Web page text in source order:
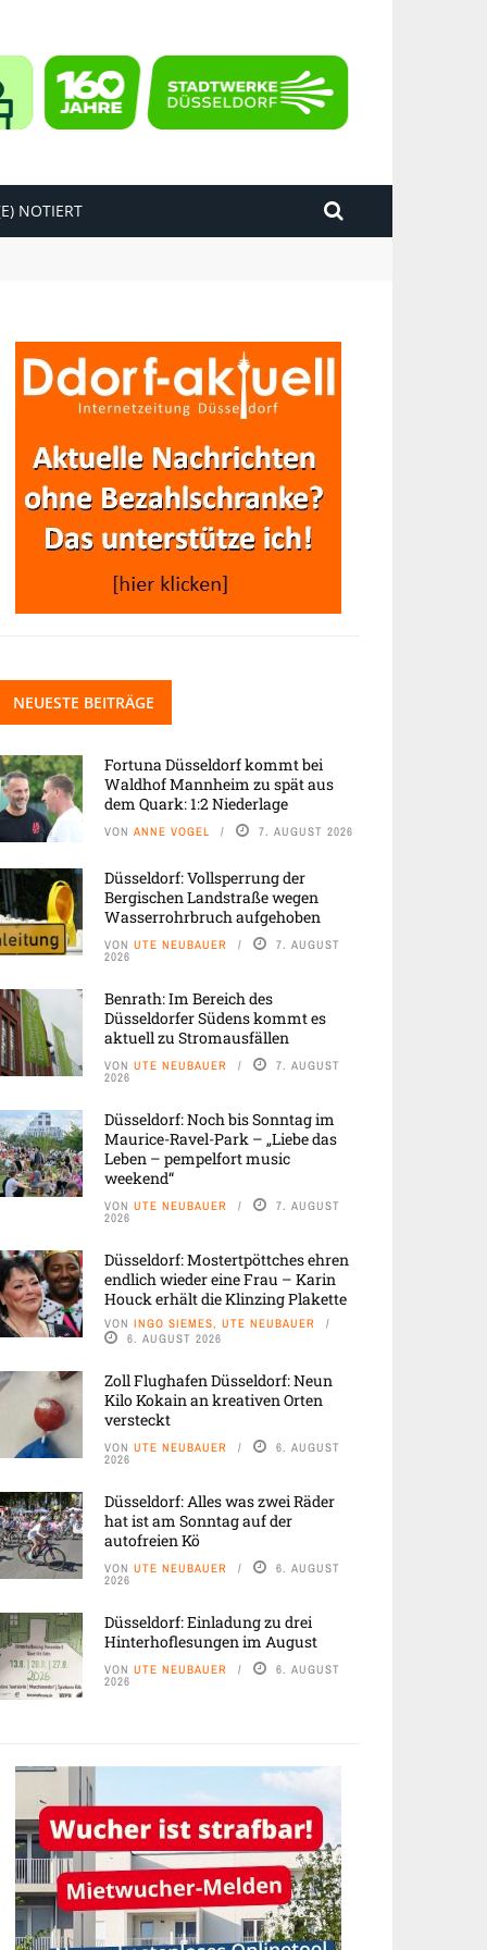
NOTIERT
NEUESTE BEITRÄGE
Fortuna Düsseldorf kommt bei
Waldhof Mannheim zu spät aus
dem Quark: 1:2 Niederlage
VON ANNE VOGEL 7. AUGUST 2026
Düsseldorf: Vollsperrung der
Bergischen Landstraße wegen
Wasserrohrbruch aufgehoben
VON UTE NEUBAUER 7. AUGUST
2026
Benrath: Im Bereich des
Düsseldorfer Südens kommt es
aktuell zu Stromausfällen
VON UTE NEUBAUER 7. AUGUST
2026
Düsseldorf: Noch bis Sonntag im
Maurice-Ravel-Park – „Liebe das
Leben – pempelfort music
weekend“
VON UTE NEUBAUER 7. AUGUST
2026
Düsseldorf: Mostertpöttches ehren
endlich wieder eine Frau – Karin
Houck erhält die Klinzing Plakette
VON INGO SIEMES, UTE NEUBAUER
6. AUGUST 2026
Zoll Flughafen Düsseldorf: Neun
Kilo Kokain an kreativen Orten
versteckt
VON UTE NEUBAUER 6. AUGUST
2026
Düsseldorf: Alles was zwei Räder
hat ist am Sonntag auf der
autofreien Kö
VON UTE NEUBAUER 6. AUGUST
2026
Düsseldorf: Einladung zu drei
Hinterhoflesungen im August
VON UTE NEUBAUER 6. AUGUST
2026